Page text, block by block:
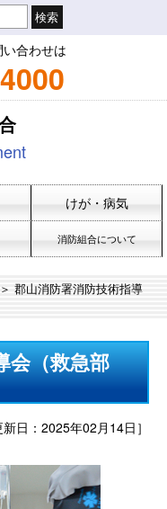
合わせは
けが・病気
消防組合について
＞ 郡山消防署消防技術指導
会（救急部
新日：2025年02月14日］